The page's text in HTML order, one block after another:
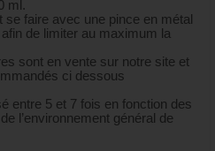
ml.
se faire avec une pince en métal
de limiter au maximum la
sont en vente sur notre site et
ci dessous
entre 5 et 7 fois en fonction des
l’environnement général de